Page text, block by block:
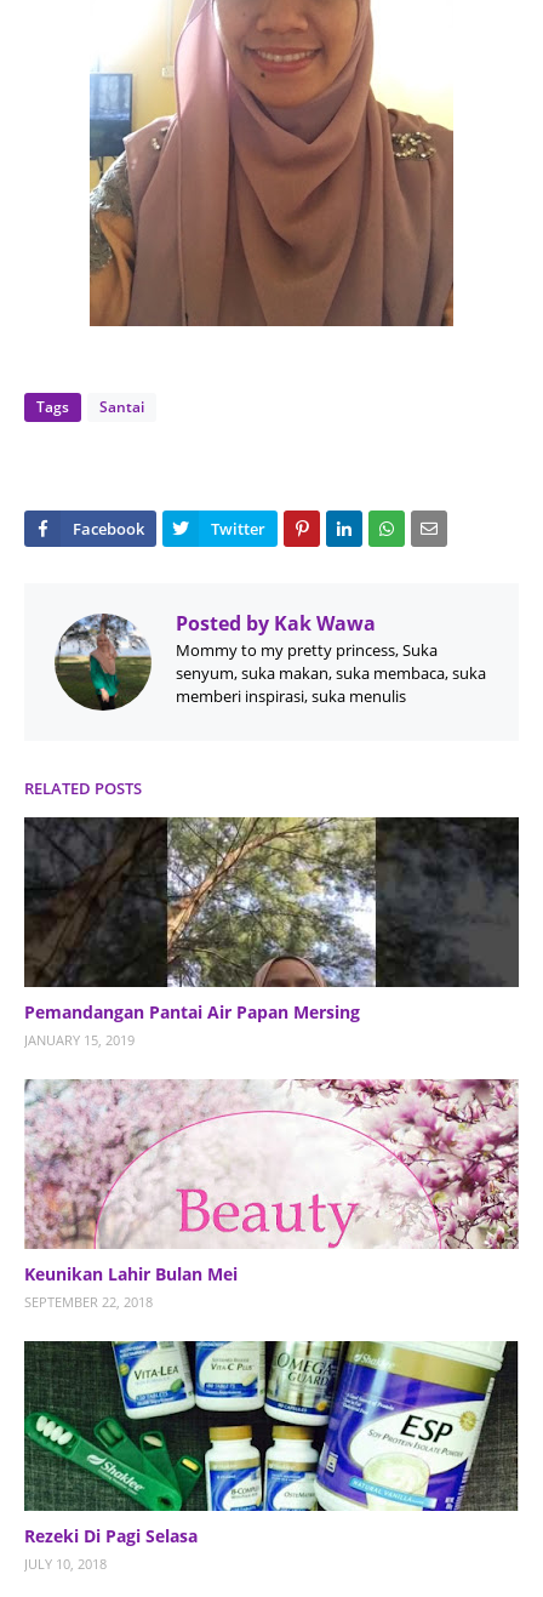
Tags Santai
Posted by Kak Wawa
Mommy to my pretty princess, Suka
senyum, suka makan, suka membaca, suka
memberi inspirasi, suka menulis
RELATED POSTS
Pemandangan Pantai Air Papan Mersing
JANUARY 15, 2019
Keunikan Lahir Bulan Mei
SEPTEMBER 22, 2018
Rezeki Di Pagi Selasa
JULY 10, 2018